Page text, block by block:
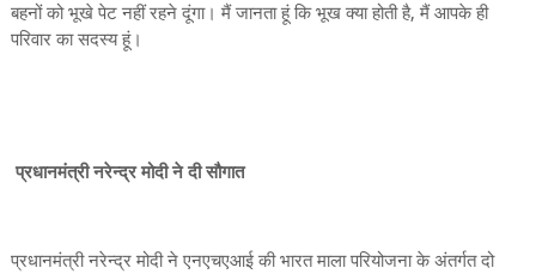
बहनों को भूखे पेट नहीं रहने दूंगा। मैं जानता हूं कि भूख क्या होती है, मैं आपके ही
परिवार का सदस्य हूं।
प्रधानमंत्री नरेन्द्र मोदी ने दी सौगात
प्रधानमंत्री नरेन्द्र मोदी ने एनएचएआई की भारत माला परियोजना के अंतर्गत दो